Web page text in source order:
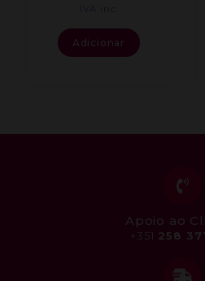
Adicionar
Apoio ao
+351 258